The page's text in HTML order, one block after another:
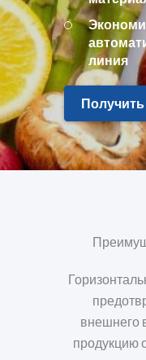
линия
внешнего
продукцию